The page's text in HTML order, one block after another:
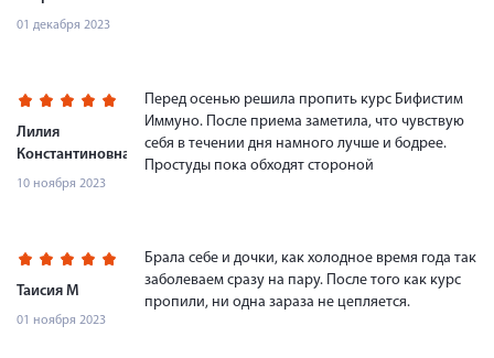
01 декабря 2023
Лилия
Константиновна
10 ноября 2023
Перед осенью решила пропить курс Бифистим
Иммуно. После приема заметила, что чувствую
себя в течении дня намного лучше и бодрее.
Простуды пока обходят стороной
Таисия М
01 ноября 2023
Брала себе и дочки, как холодное время года так
заболеваем сразу на пару. После того как курс
пропили, ни одна зараза не цепляется.